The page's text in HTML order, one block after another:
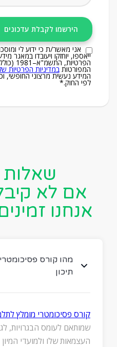
אני מאשר/ת כי ידוע לי
ייאספו, יוחזקו ויעובדו במאגר
המפורטותבמדיניות הפרטיות
המידע נעשית מרצוני החופשי,
לפי החוק.*
שאלות
אם לא
אנחנו
תיכון
קורס פסיכומטרי מומלץ
שמותאם לעומס הבגרויות,
העצמאות שלו ולמועדי